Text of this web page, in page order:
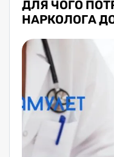
ДЛЯ ЧОГО
НАРКОЛОГА